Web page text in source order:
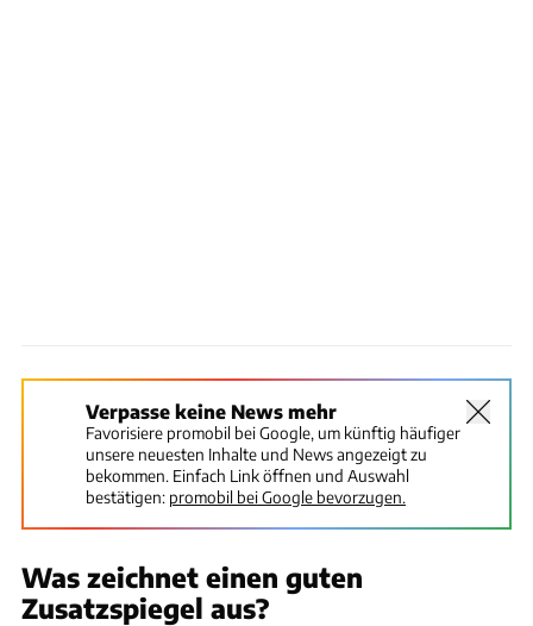
Verpasse keine News mehr
Favorisiere promobil bei Google, um künftig häufiger
unsere neuesten Inhalte und News angezeigt zu
bekommen. Einfach Link öffnen und Auswahl
bestätigen: promobil bei Google bevorzugen.
Was zeichnet einen guten
Zusatzspiegel aus?